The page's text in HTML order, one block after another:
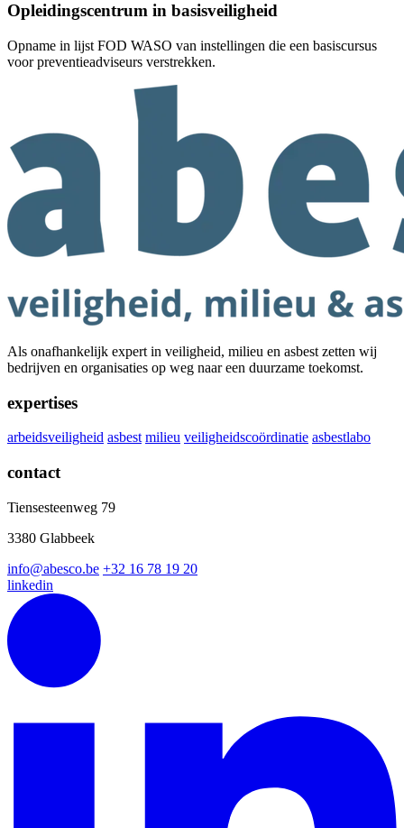
Opleidingscentrum in basisveiligheid
Opname in lijst FOD WASO van instellingen die een basiscursus
voor preventieadviseurs verstrekken.
Als onafhankelijk expert in veiligheid, milieu en asbest zetten wij
bedrijven en organisaties op weg naar een duurzame toekomst.
expertises
arbeidsveiligheid asbest milieu veiligheidscoördinatie asbestlabo
contact
Tiensesteenweg 79
3380 Glabbeek
info@abesco.be +32 16 78 19 20
linkedin